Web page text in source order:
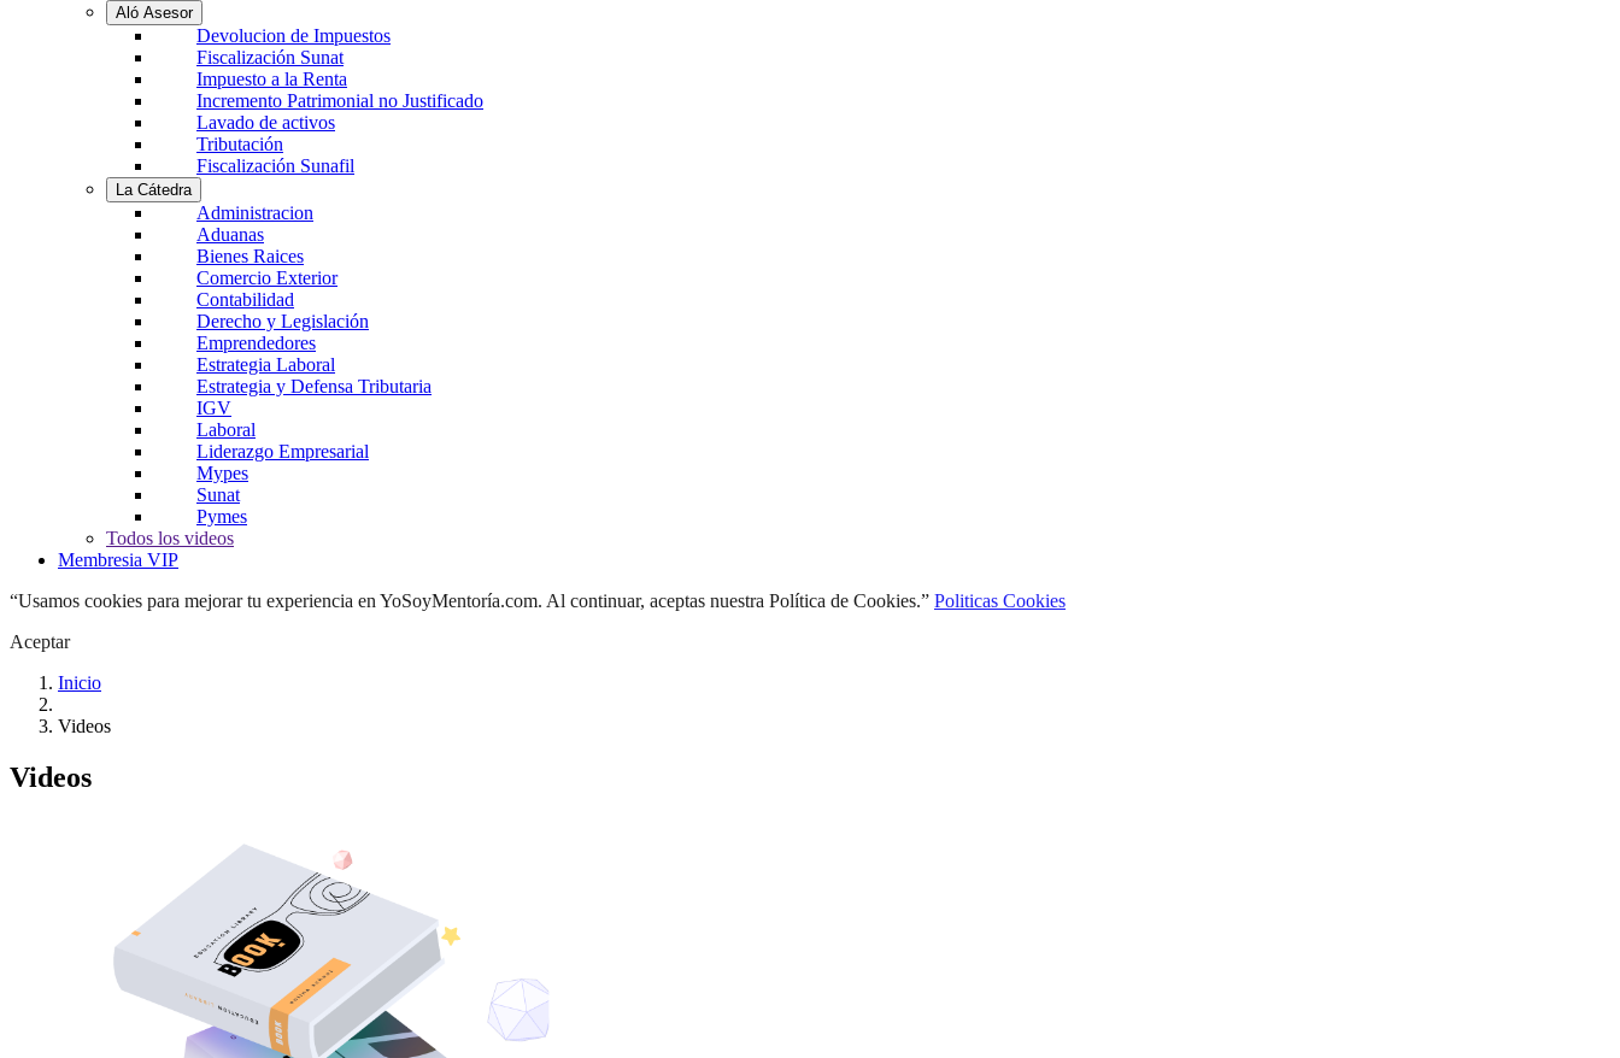
Aló Asesor
Devolucion de Impuestos
Fiscalización Sunat
Impuesto a la Renta
Incremento Patrimonial no Justificado
Lavado de activos
Tributación
Fiscalización Sunafil
La Cátedra
Administracion
Aduanas
Bienes Raices
Comercio Exterior
Contabilidad
Derecho y Legislación
Emprendedores
Estrategia Laboral
Estrategia y Defensa Tributaria
IGV
Laboral
Liderazgo Empresarial
Mypes
Sunat
Pymes
Todos los videos
Membresia VIP
“Usamos cookies para mejorar tu experiencia en YoSoyMentoría.com. Al continuar, aceptas nuestra Política de Cookies.” Politicas Cookies
Aceptar
Inicio
Videos
Videos